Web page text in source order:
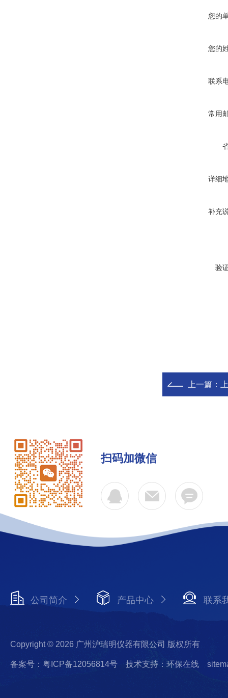
您的
您的
联系
常用
详细
补充
验
上一篇：
扫码加微信
公司简介 产品中心 联系
Copyright © 2026 广州沪瑞明仪器有限公司 版权所有
备案号：粤ICP备12056814号 技术支持：环保在线